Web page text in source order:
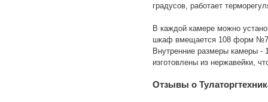
градусов, работает
В каждой камере можно
шкаф вмещается 108 форм №7
Внутренние размеры камеры
изготовлены из нержавейки,
Отзывы о